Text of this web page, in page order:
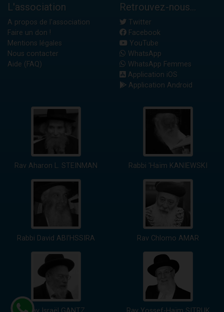
L'association
A propos de l'association
Faire un don !
Mentions légales
Nous contacter
Aide (FAQ)
Retrouvez-nous...
Twitter
Facebook
YouTube
WhatsApp
WhatsApp Femmes
Application iOS
Application Android
Rav Aharon L. STEINMAN Rabbi 'Haïm KANIEWSKI
Rabbi David ABI'HSSIRA Rav Chlomo AMAR